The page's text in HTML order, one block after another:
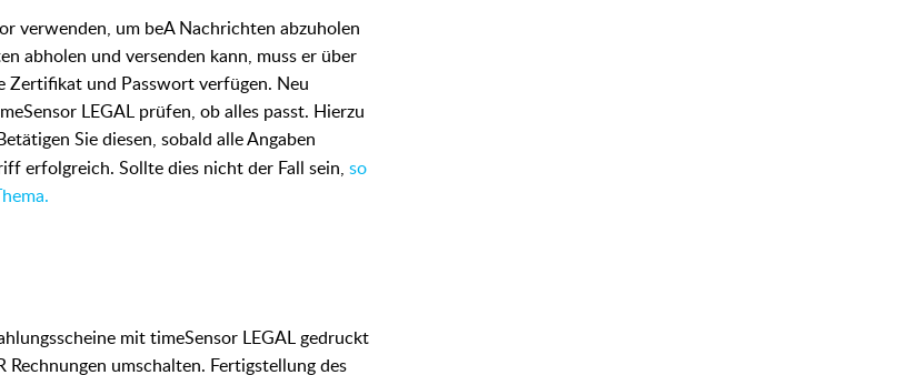
verwenden, um beA Nachrichten abzuholen
abholen und versenden kann, muss er über
Zertifikat und Passwort verfügen. Neu
LEGAL prüfen, ob alles passt. Hierzu
Sie diesen, sobald alle Angaben
erfolgreich. Sollte dies nicht der Fall sein, so
mit timeSensor LEGAL gedruckt
umschalten. Fertigstellung des